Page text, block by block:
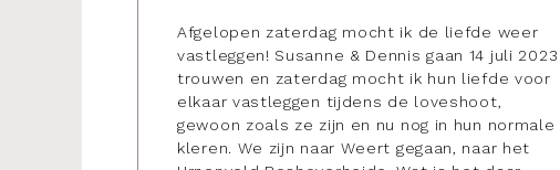
Afgelopen zaterdag mocht ik de liefde weer
vastleggen! Susanne & Dennis gaan 14 juli 2023
trouwen en zaterdag mocht ik hun liefde voor
elkaar vastleggen tijdens de loveshoot,
gewoon zoals ze zijn en nu nog in hun normale
kleren. We zijn naar Weert gegaan, naar het